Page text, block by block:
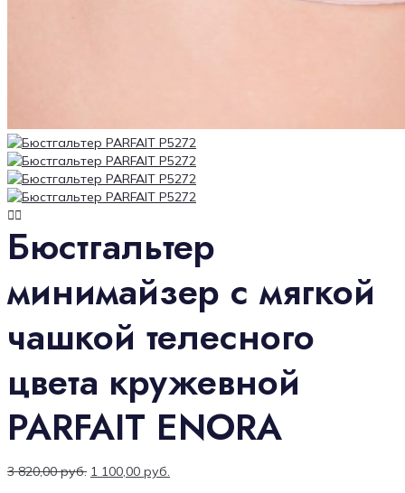
Бюстгальтер
минимайзер с мягкой
чашкой телесного
цвета кружевной
PARFAIT ENORA
3 820,00руб. 1 100,00 руб.